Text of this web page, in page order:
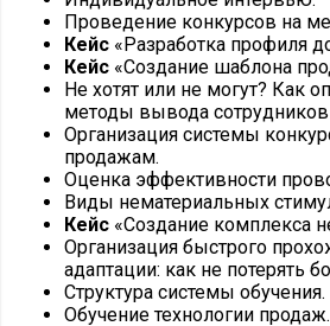
Проведение конкурсов на
Кейс «Разработка профиля
Кейс «Создание шаблона
Не хотят или не могут? Как
методы вывода сотрудников
Организация системы
продажам.
Оценка эффективности
Виды нематериальных
Кейс «Создание комплекса
Организация быстрого
адаптации: как не потерять
Структура системы обучения.
Обучение технологии продаж.